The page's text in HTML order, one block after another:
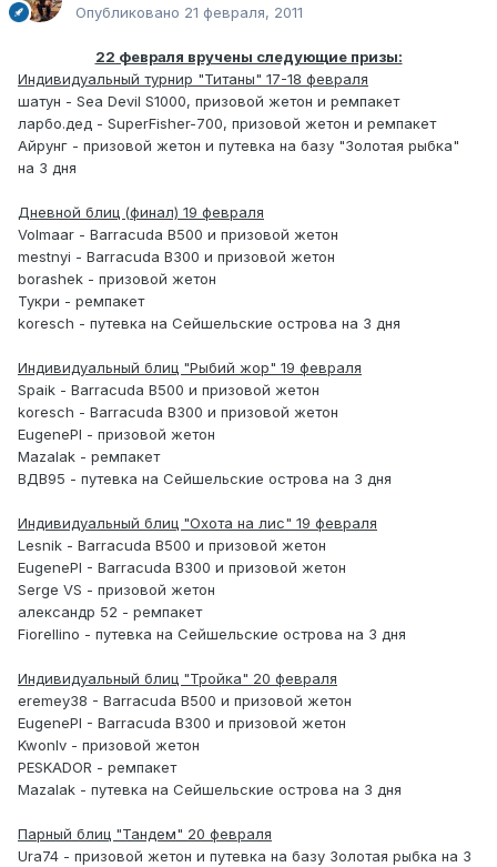
Опубликовано 21 февраля, 2011
22 февраля вручены следующие призы:
Индивидуальный турнир "Титаны" 17-18 февраля
шатун - Sea Devil S1000, призовой жетон и ремпакет
ларбо.дед - SuperFisher-700, призовой жетон и ремпакет
Айрунг - призовой жетон и путевка на базу "Золотая рыбка"
на 3 дня
Дневной блиц (финал) 19 февраля
Volmaar - Barracuda B500 и призовой жетон
mestnyi - Barracuda B300 и призовой жетон
borashek - призовой жетон
Тукри - ремпакет
koresch - путевка на Сейшельские острова на 3 дня
Индивидуальный блиц "Рыбий жор" 19 февраля
Spaik - Barracuda B500 и призовой жетон
koresch - Barracuda B300 и призовой жетон
EugenePI - призовой жетон
Mazalak - ремпакет
ВДВ95 - путевка на Сейшельские острова на 3 дня
Индивидуальный блиц "Охота на лис" 19 февраля
Lesnik - Barracuda B500 и призовой жетон
EugenePI - Barracuda B300 и призовой жетон
Serge VS - призовой жетон
александр 52 - ремпакет
Fiorellino - путевка на Сейшельские острова на 3 дня
Индивидуальный блиц "Тройка" 20 февраля
eremey38 - Barracuda B500 и призовой жетон
EugenePI - Barracuda B300 и призовой жетон
Kwonlv - призовой жетон
PESKADOR - ремпакет
Mazalak - путевка на Сейшельские острова на 3 дня
Парный блиц "Тандем" 20 февраля
Ura74 - призовой жетон и путевка на базу Золотая рыбка на 3